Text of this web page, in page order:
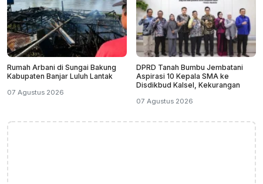
Rumah Arbani di Sungai Bakung
Kabupaten Banjar Luluh Lantak
07 Agustus 2026
DPRD Tanah Bumbu Jembatani
Aspirasi 10 Kepala SMA ke
Disdikbud Kalsel, Kekurangan
07 Agustus 2026